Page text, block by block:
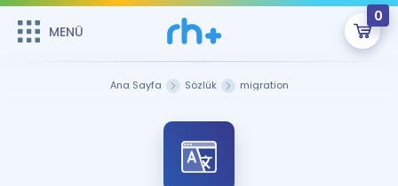
MENÜ
0
Sepetin Şu An Boş.
Remzi Hoca ile seni sınava hazırlayacak onlarca eğitim seni
bekliyor!
MENÜ
Ana Sayfa Sözlük migration